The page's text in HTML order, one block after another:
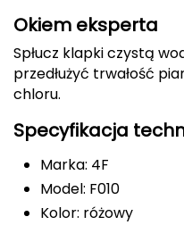
Dolomite
E
EISBAR
ENERO
ENERO CAMP
ENERO PRO
Okiem eksperta
Spłucz klapki czystą
przedłużyć trwałość
chloru.
Specyfikacja
Marka: 4F
Model: F010
Kolor: różowy